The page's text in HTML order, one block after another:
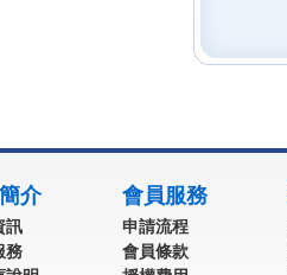
介
訊
務
會員服務
申請流程
會員條款